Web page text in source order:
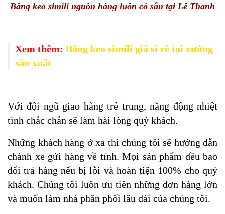
Băng keo simili nguồn hàng luôn có sẵn tại Lê Thanh
Xem thêm: Băng keo simili giá sỉ rẻ tại xưởng
sản xuất
Với đội ngũ giao hàng trẻ trung, năng động nhiệt
tình chắc chắn sẽ làm hài lòng quý khách.
Những khách hàng ở xa thì chúng tôi sẽ hướng dẫn
chành xe gửi hàng về tỉnh. Mọi sản phẩm đều bao
đổi trả hàng nếu bị lỗi và hoàn tiện 100% cho quý
khách. Chúng tôi luôn ưu tiên những đơn hàng lớn
và muốn làm nhà phân phối lâu dài của chúng tôi.